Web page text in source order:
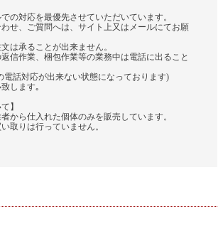
の対応を最優先させていただいています。
わせ、ご質問へは、サイト上又はメールにてお願
は承ることが出来ません。
信作業、梱包作業等の業務中は電話に出ること
電話対応が出来ない状態になっております)
します｡
】
から仕入れた個体のみを販売しています。
取りは行っていません。